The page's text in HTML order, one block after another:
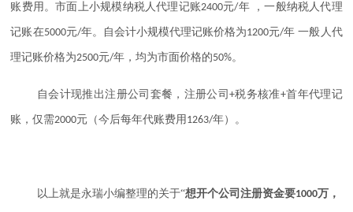
账费用。市面上小规模纳税人代理记账2400元/年 ，一般纳税人代理
记账在5000元/年。自会计小规模代理记账价格为1200元/年 一般人代
理记账价格为2500元/年，均为市面价格的50%。
自会计现推出注册公司套餐，注册公司+税务核准+首年代理记
账，仅需2000元（今后每年代账费用 1263/年）。
以上就是永瑞小编整理的关于“想开个公司注册资金要1000万，